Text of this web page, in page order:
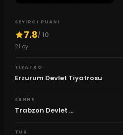
SEYIRCI PUANI
7.8/ 10
21 oy
TIYATRO
Erzurum Devlet Tiyatrosu
SAHNE
Trabzon Devlet ...
TUR